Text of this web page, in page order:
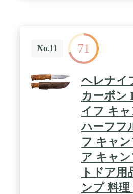
てお手入れいただき、お手入れ
にお塗り下さいませ。 長期保
に錆び止め紙を包装し保存をお
品お届け時には切れ味と欠けに
えた刃付けにしています。 ご
刃欠けが発生する場合がありま
No.11 71
ヘレナイ
カーボン
イフ キ
ハーフフ
フ キャ
ア キャ
トドア用
ンプ 料